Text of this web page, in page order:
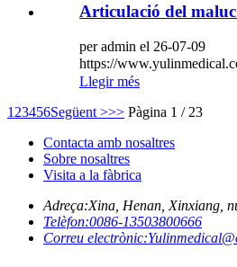
Articulació del
per admin el 26-07-09
https://
Llegir més
1 23456Següent >>> Pàgina 1 / 23
Contacta amb nosaltres
Sobre nosaltres
Visita a la fàbrica
Adreça:Xina, Henan, Xinxiang,
Telèfon:0086-13503800666
Correu electrònic: